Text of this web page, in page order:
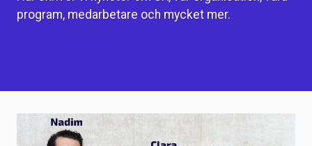
program, medarbetare och mycket mer.